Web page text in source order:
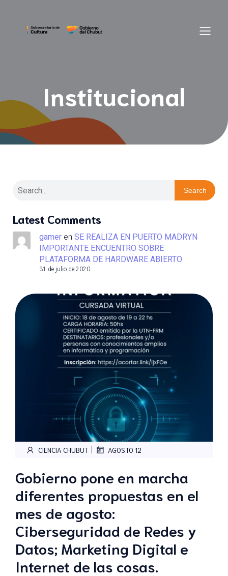
Institucional
Search
Latest Comments
gamer en SE REALIZA EN PUERTO MADRYN
IMPORTANTE ENCUENTRO SOBRE
PLATAFORMA DE HARDWARE ABIERTO
31 de julio de 2020
CIENCIA CHUBUT | AGOSTO 12
Gobierno pone en marcha
diferentes propuestas en el
mes de agosto:
Ciberseguridad de Redes y
Datos; Marketing Digital e
Internet de las cosas.